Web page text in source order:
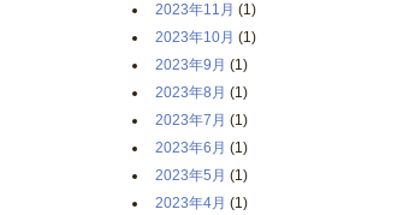
2023年11月 (1)
2023年10月 (1)
2023年9月 (1)
2023年8月 (1)
2023年7月 (1)
2023年6月 (1)
2023年5月 (1)
2023年4月 (1)